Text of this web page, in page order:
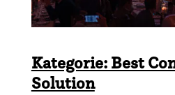
Kategorie: Best
Solution